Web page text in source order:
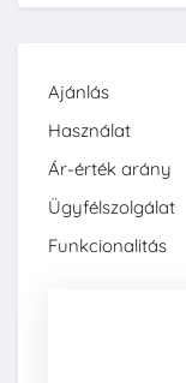
Ajánlás
Használat
Ár-érték arány
Ügyfélszolgálat
Funkcionalitás